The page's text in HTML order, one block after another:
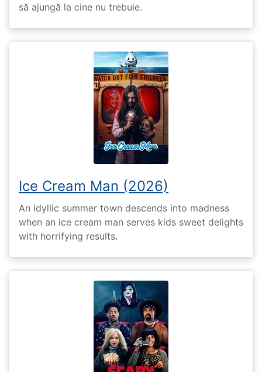
să ajungă la cine nu trebuie.
Ice Cream Man (2026)
An idyllic summer town descends into madness
when an ice cream man serves kids sweet delights
with horrifying results.